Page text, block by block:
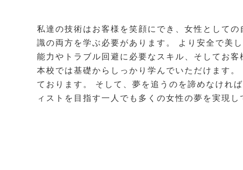
私達の技術はお客様を笑顔にでき、女性として
識の両方を学ぶ必要があります。 より安全で美
能力やトラブル回避に必要なスキル、そしてお
本校では基礎からしっかり学んでいただけます
ております。 そして、夢を追うのを諦めなけれ
ィストを目指す一人でも多くの女性の夢を実現